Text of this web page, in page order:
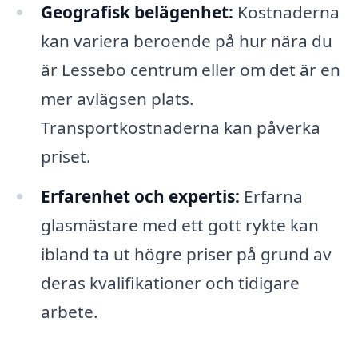
Geografisk belägenhet: Kostnaderna
kan variera beroende på hur nära du
är Lessebo centrum eller om det är en
mer avlägsen plats.
Transportkostnaderna kan påverka
priset.
Erfarenhet och expertis: Erfarna
glasmästare med ett gott rykte kan
ibland ta ut högre priser på grund av
deras kvalifikationer och tidigare
arbete.